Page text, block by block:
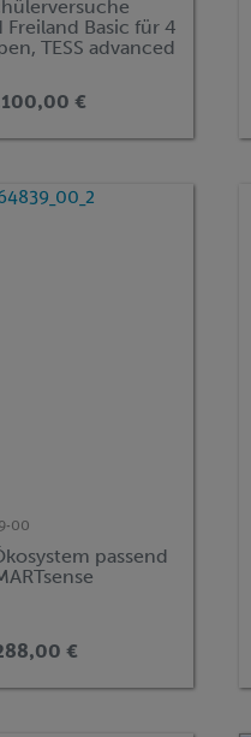
Basic für 4
TESS advanced
€
00
passend
€